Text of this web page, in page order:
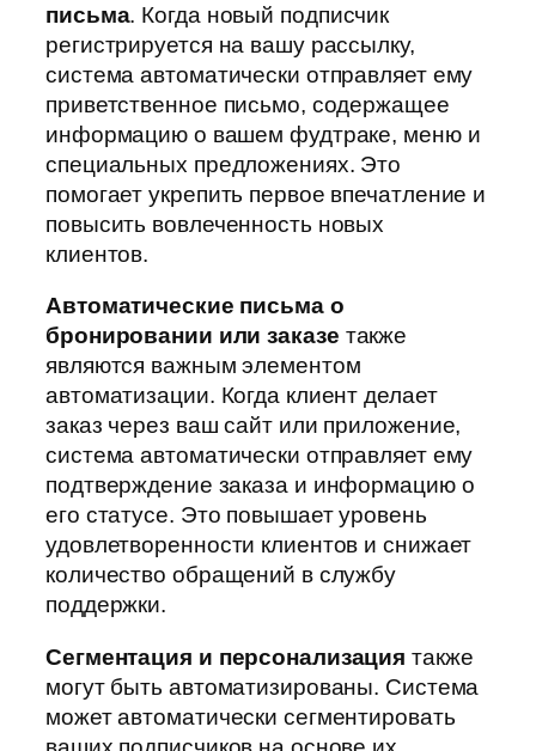
письма. Когда новый подписчик
регистрируется на вашу рассылку,
система автоматически отправляет ему
приветственное письмо, содержащее
информацию о вашем фудтраке, меню и
специальных предложениях. Это
помогает укрепить первое впечатление и
повысить вовлеченность новых
клиентов.
Автоматические письма о
бронировании или заказе также
являются важным элементом
автоматизации. Когда клиент делает
заказ через ваш сайт или приложение,
система автоматически отправляет ему
подтверждение заказа и информацию о
его статусе. Это повышает уровень
удовлетворенности клиентов и снижает
количество обращений в службу
поддержки.
Сегментация и персонализация также
могут быть автоматизированы. Система
может автоматически сегментировать